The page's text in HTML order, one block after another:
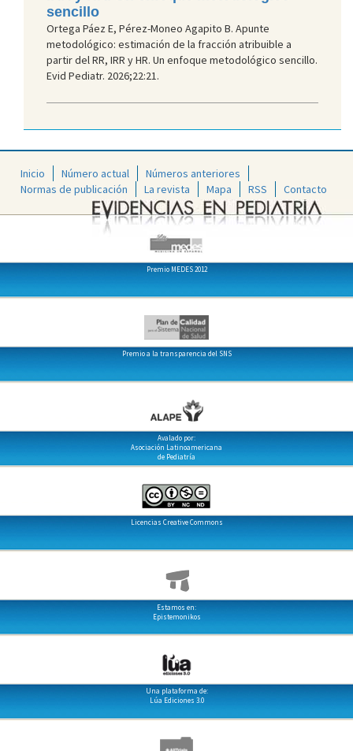
sencillo
Ortega Páez E, Pérez-Moneo Agapito B. Apunte
metodológico: estimación de la fracción atribuible a
partir del RR, IRR y HR. Un enfoque metodológico sencillo.
Evid Pediatr. 2026;22:21.
Inicio Número actual
Números anteriores
Normas de publicación
La revista Mapa RSS Contacto
Premio MEDES 2012
Premio a la transparencia del SNS
Avalado por:
Asociación Latinoamericana
de Pediatría
Licencias Creative Commons
Estamos en:
Epistemonikos
Una plataforma de:
Lúa Ediciones 3.0